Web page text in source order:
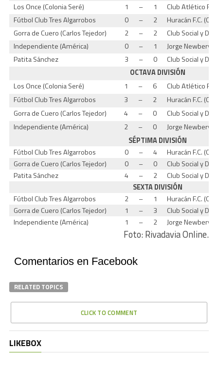
Los Once (Colonia Seré)
1 – 1
Club Atlético
Fútbol Club Tres Algarrobos
0 – 2
Huracán F.C.
Gorra de Cuero (Carlos Tejedor)
2 – 2
Club Social y
Independiente (América)
0 – 1
Jorge Newbery
Patita Sánchez
3 – 0
Club Social y
OCTAVA DIVISIÓN
Los Once (Colonia Seré)
1 – 6
Club Atlético
Fútbol Club Tres Algarrobos
3 – 2
Huracán F.C.
Gorra de Cuero (Carlos Tejedor)
4 – 0
Club Social y
Independiente (América)
2 – 0
Jorge Newbery
SÉPTIMA DIVISIÓN
Fútbol Club Tres Algarrobos
0 – 4
Huracán F.C.
Gorra de Cuero (Carlos Tejedor)
0 – 0
Club Social y
Patita Sánchez
4 – 2
Club Social y
SEXTA DIVISIÓN
Fútbol Club Tres Algarrobos
2 – 1
Huracán F.C.
Gorra de Cuero (Carlos Tejedor)
1 – 3
Club Social y
Independiente (América)
1 – 2 Jorge Newbery
Foto: Rivadavia Online.
Comentarios en Facebook
RELATED TOPICS
CLICK TO COMMENT
LIKEBOX